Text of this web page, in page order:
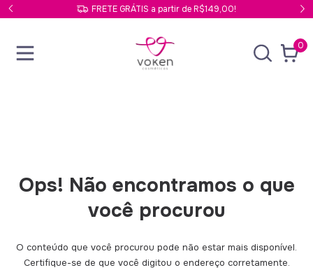
FRETE GRÁTIS a partir de R$149,00!
0
Ops! Não encontramos o que
você procurou
O conteúdo que você procurou pode não estar mais disponível.
Certifique-se de que você digitou o endereço corretamente.